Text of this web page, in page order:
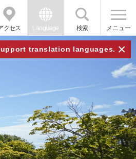
クセス Language 検索 メニュー
translation languages. ×